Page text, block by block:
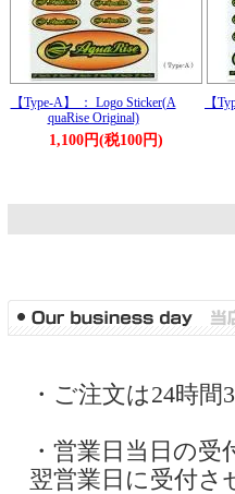
【Type-A】 ： Logo Sticker(A
quaRise Original)
1,100円(税100円)
【
・ご注文は24時
・営業日当日の
翌営業日に受付